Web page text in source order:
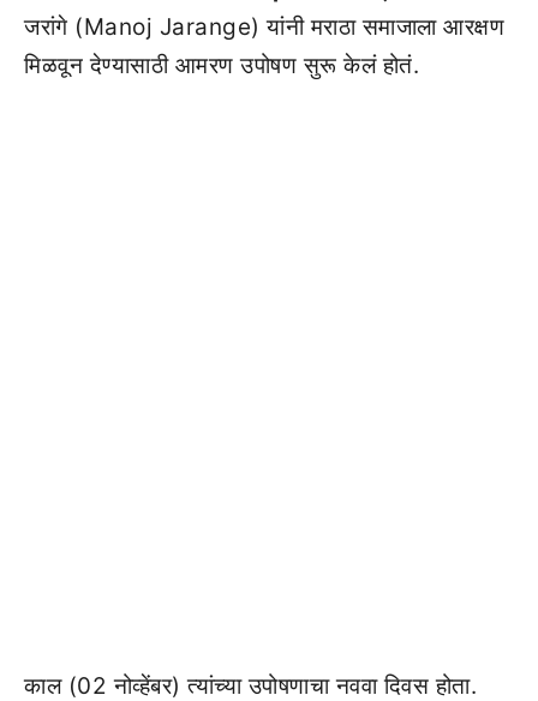
जरांगे (Manoj Jarange) यांनी मराठा समाजाला आरक्षण
मिळवून देण्यासाठी आमरण उपोषण सुरू केलं होतं.
काल (02 नोव्हेंबर) त्यांच्या उपोषणाचा नववा दिवस होता.